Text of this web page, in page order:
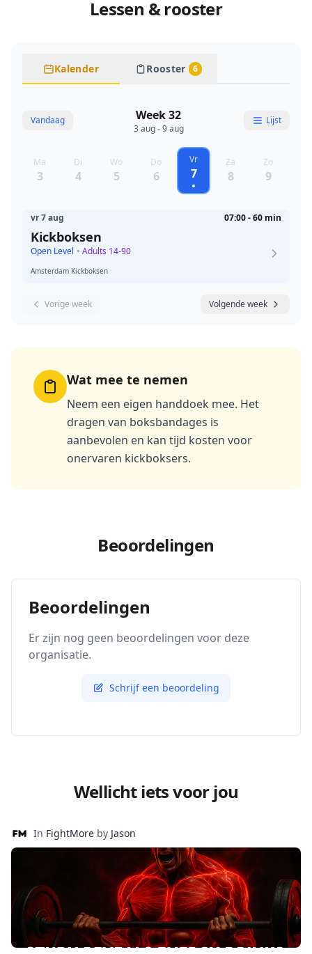
Lessen & rooster
Kalender Rooster 6
Vandaag Week 32
3 aug - 9 aug
Lijst
Ma
3
Di
4
Wo
5
Do
6
Vr
7
Za
8
Zo
9
vr 7 aug 07:00 - 60 min
Kickboksen
Open Level • Adults 14-90
Amsterdam Kickboksen
Vorige week Volgende week
Wat mee te nemen
Neem een eigen handdoek mee. Het
dragen van boksbandages is
aanbevolen en kan tijd kosten voor
onervaren kickboksers.
Beoordelingen
Beoordelingen
Er zijn nog geen beoordelingen voor deze
organisatie.
Schrijf een beoordeling
Wellicht iets voor jou
In FightMore by Jason